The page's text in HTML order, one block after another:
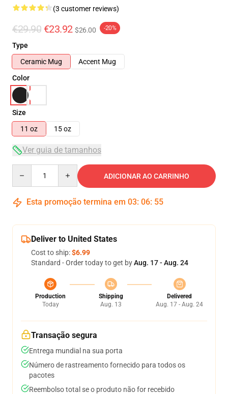
(3 customer reviews)
€29.90 €23.92 $26.00 -20%
Type
Ceramic Mug
Accent Mug
Color
Size
11 oz
15 oz
Ver guia de tamanhos
ADICIONAR AO CARRINHO
Esta promoção termina em 03: 06: 55
Deliver to United States
Cost to ship:$6.99
Standard - Order today to get byAug. 17 - Aug. 24
Production
Today
Shipping
Aug. 13
Delivered
Aug. 17 - Aug. 24
Transação segura
Entrega mundial na sua porta
Número de rastreamento fornecido para todos os
pacotes
Reembolso total se o produto não for recebido